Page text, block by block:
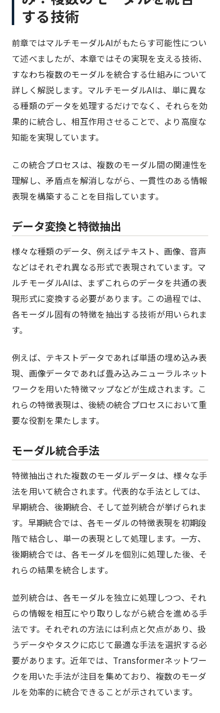
する技術
前章ではマルチモーダルAIがもたらす可能性につい
て述べましたが、本章ではその実現を支える技術、
すなわち複数のモーダルを統合する仕組みについて
詳しく解説します。マルチモーダルAIは、単に異な
る種類のデータを処理するだけでなく、それらを効
果的に統合し、相互作用させることで、より高度な
知能を実現しています。
この統合プロセスは、複数のモーダル間の関連性を
理解し、矛盾点を解消しながら、一貫性のある情報
表現を構築することを目指しています。
データ変換と特徴抽出
様々な種類のデータ、例えばテキスト、画像、音声
などはそれぞれ異なる形式で表現されています。マ
ルチモーダルAIは、まずこれらのデータを共通の表
現形式に変換する必要があります。この過程では、
各モーダル固有の特徴を抽出する技術が用いられま
す。
例えば、テキストデータであれば単語の埋め込み表
現、画像データであれば畳み込みニューラルネット
ワークを用いた特徴マップなどが生成されます。こ
れらの特徴表現は、後続の統合プロセスにおいて重
要な役割を果たします。
モーダル統合手法
特徴抽出された複数のモーダルデータは、様々な手
法を用いて統合されます。代表的な手法としては、
早期統合、後期統合、そして並列統合が挙げられま
す。早期統合では、各モーダルの特徴表現を初期段
階で結合し、単一の表現として処理します。一方、
後期統合では、各モーダルを個別に処理した後、そ
れらの結果を統合します。
並列統合は、各モーダルを独立に処理しつつ、それ
らの情報を相互にやり取りしながら統合を進める手
法です。それぞれの方法には利点と欠点があり、扱
うデータやタスクに応じて最適な手法を選択する必
要があります。近年では、Transformerネットワー
クを用いた手法が注目を集めており、複数のモーダ
ルを効率的に統合できることが示されています。